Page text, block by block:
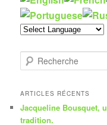
e
h
r
ARTICLES RÉCENTS
Jacqueline Bousquet,
tradition.